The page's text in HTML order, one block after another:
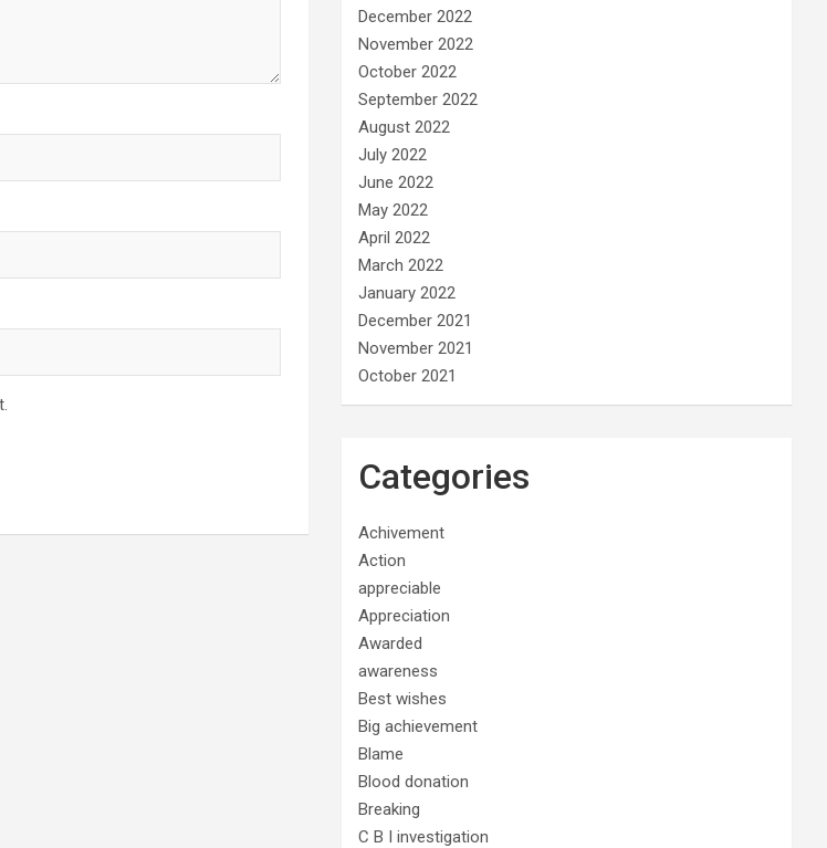
December 2022
November 2022
October 2022
September 2022
August 2022
July 2022
June 2022
May 2022
April 2022
March 2022
January 2022
December 2021
November 2021
October 2021
Categories
Achivement
Action
appreciable
Appreciation
Awarded
awareness
Best wishes
Big achievement
Blame
Blood donation
Breaking
C B I investigation